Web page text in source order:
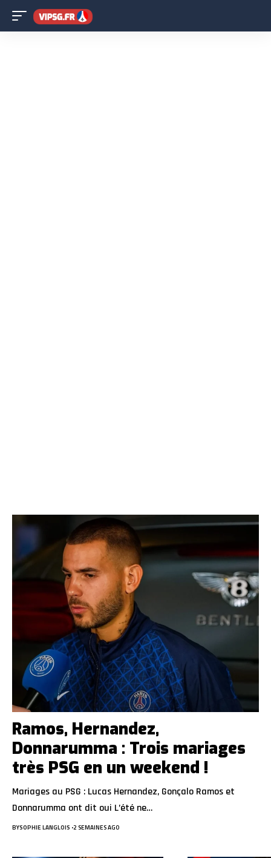
Ramos, Hernandez,
Donnarumma : Trois mariages
très PSG en un weekend !
Mariages au PSG : Lucas Hernandez, Gonçalo Ramos et
Donnarumma ont dit oui L’été ne…
BYSOPHIE LANGLOIS 2 SEMAINES AGO